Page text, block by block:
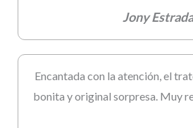
Jony Estrada
Encantada con la atención, el
bonita y original sorpresa. Muy